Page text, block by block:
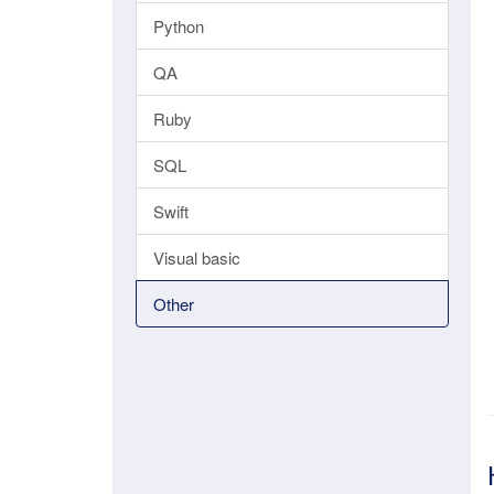
Python
QA
Ruby
SQL
Swift
Visual basic
Other